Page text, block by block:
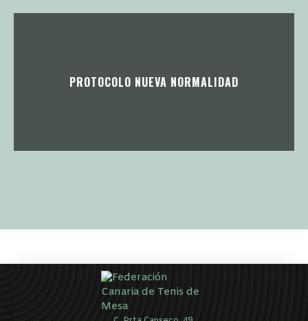
PROTOCOLO NUEVA NORMALIDAD